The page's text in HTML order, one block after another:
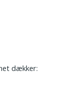
dækker: